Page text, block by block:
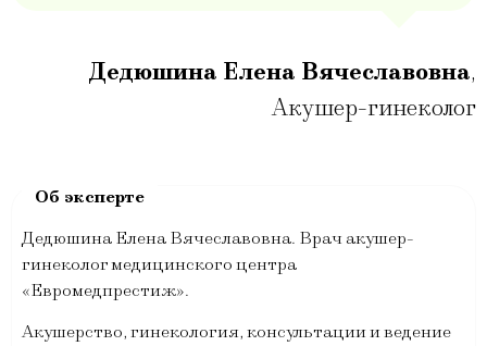
Дедюшина Елена Вячеславовна,
Акушер-гинеколог
Дедюшина Елена Вячеславовна. Врач акушер-
гинеколог медицинского центра
«Евромедпрестиж».
Акушерство, гинекология, консультации и ведение